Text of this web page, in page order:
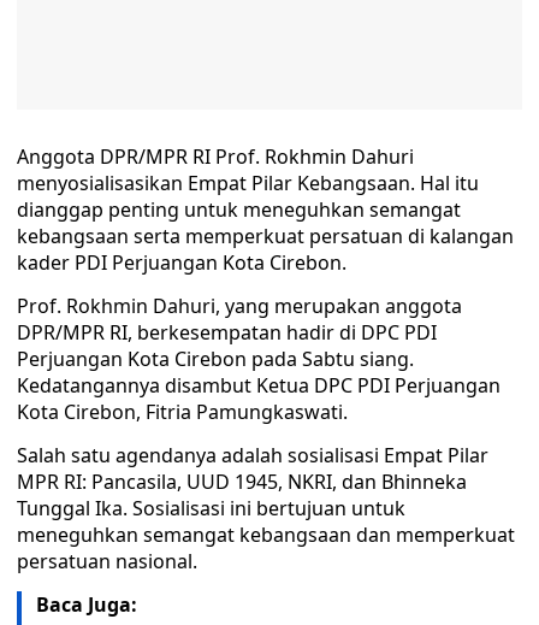
Anggota DPR/MPR RI Prof. Rokhmin Dahuri
menyosialisasikan Empat Pilar Kebangsaan. Hal itu
dianggap penting untuk meneguhkan semangat
kebangsaan serta memperkuat persatuan di kalangan
kader PDI Perjuangan Kota Cirebon.
Prof. Rokhmin Dahuri, yang merupakan anggota
DPR/MPR RI, berkesempatan hadir di DPC PDI
Perjuangan Kota Cirebon pada Sabtu siang.
Kedatangannya disambut Ketua DPC PDI Perjuangan
Kota Cirebon, Fitria Pamungkaswati.
Salah satu agendanya adalah sosialisasi Empat Pilar
MPR RI: Pancasila, UUD 1945, NKRI, dan Bhinneka
Tunggal Ika. Sosialisasi ini bertujuan untuk
meneguhkan semangat kebangsaan dan memperkuat
persatuan nasional.
Baca Juga: